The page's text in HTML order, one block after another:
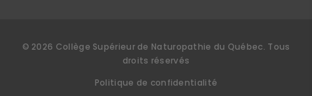
© 2026 Collège Supérieur de Naturopathie du Québec. Tous
droits réservés
Politique de confidentialité